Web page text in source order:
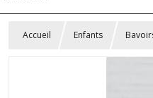
Accueil Enfants